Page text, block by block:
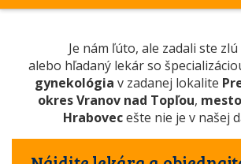
Je nám ľúto, ale zadali ste
alebo hľadaný lekár so
gynekológia v zadanej lokalite
okres Vranov nad Topľou,
Hrabovecešte nie je v našej